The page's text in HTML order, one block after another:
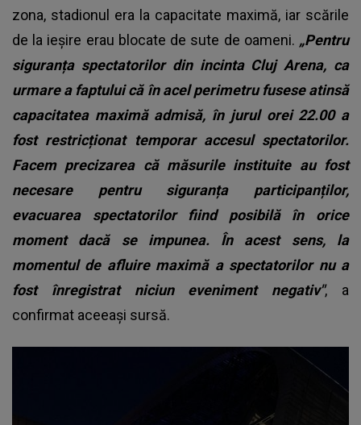
zona, stadionul era la capacitate maximă, iar scările
de la ieşire erau blocate de sute de oameni. „Pentru
siguranța spectatorilor din incinta Cluj Arena, ca
urmare a faptului că în acel perimetru fusese atinsă
capacitatea maximă admisă, în jurul orei 22.00 a
fost restricționat temporar accesul spectatorilor.
Facem precizarea că măsurile instituite au fost
necesare pentru siguranța participanților,
evacuarea spectatorilor fiind posibilă în orice
moment dacă se impunea. În acest sens, la
momentul de afluire maximă a spectatorilor nu a
fost înregistrat niciun eveniment negativ", a
confirmat aceeaşi sursă.